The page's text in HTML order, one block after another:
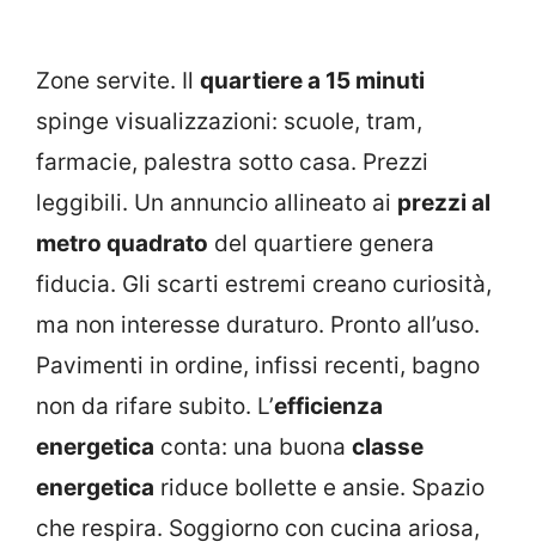
Zone servite. Il quartiere a 15 minuti
spinge visualizzazioni: scuole, tram,
farmacie, palestra sotto casa. Prezzi
leggibili. Un annuncio allineato ai prezzi al
metro quadrato del quartiere genera
fiducia. Gli scarti estremi creano curiosità,
ma non interesse duraturo. Pronto all’uso.
Pavimenti in ordine, infissi recenti, bagno
non da rifare subito. L’efficienza
energetica conta: una buona classe
energetica riduce bollette e ansie. Spazio
che respira. Soggiorno con cucina ariosa,